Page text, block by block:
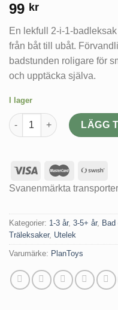
99 kr
En lekfull 2-i-1-
från båt till ubåt.
badstunden roligare för
och upptäcka själva.
I lager
Förvandlingsbåt – båt &
LÄGG
Svanenmärkta
Kategorier: 1-3 år, 3-5+ år, Bad
Träleksaker, Utelek
Varumärke: PlanToys